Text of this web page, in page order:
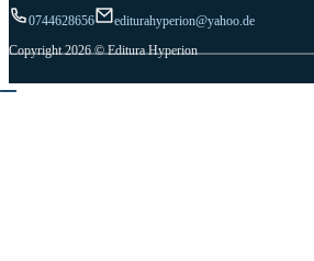
0744628656
editurahyperion@yahoo.de
Copyright 2026 © Editura Hyperion